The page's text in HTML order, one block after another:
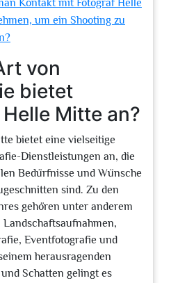
Kontakt mit Fotograf Helle
um ein Shooting zu
von
bietet
Mitte an?
bietet eine vielseitige
Dienstleistungen an, die
Bedürfnisse und Wünsche
sind. Zu den
gehören unter anderem
Eventfotografie und
herausragenden
Schatten gelingt es